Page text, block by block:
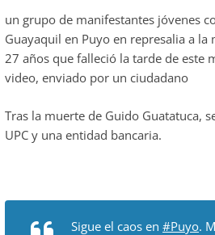
un grupo de manifestantes jóvenes
Guayaquil en Puyo en represalia a
27 años que falleció la tarde de este
video, enviado por un ciudadano
Tras la muerte de Guido Guatatuca,
UPC y una entidad bancaria.
Sigue el caos en #Puyo.